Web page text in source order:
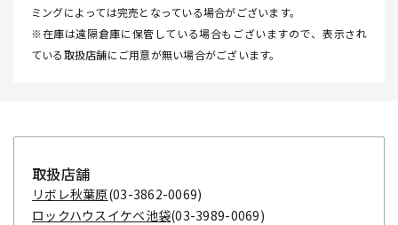
ミングによっては完売となっている場合がございます。
※在庫は遠隔倉庫に保管している場合もございますので、表示され
ている取扱店舗にご用意が無い場合がございます。
取扱店舗
リボレ秋葉原(03-3862-0069)
ロックハウスイケベ池袋(03-3989-0069)